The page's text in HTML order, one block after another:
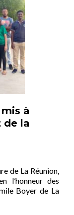
à
de la
de La Réunion,
l’honneur des
Boyer de La